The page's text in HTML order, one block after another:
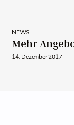
NEWS
Mehr
14. Dezember 2017